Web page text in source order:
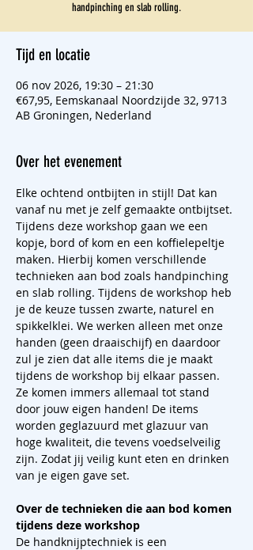
handpinching en slab rolling.
Tijd en locatie
06 nov 2026, 19:30 – 21:30
€67,95, Eemskanaal Noordzijde 32, 9713
AB Groningen, Nederland
Over het evenement
Elke ochtend ontbijten in stijl! Dat kan
vanaf nu met je zelf gemaakte ontbijtset.
Tijdens deze workshop gaan we een
kopje, bord of kom en een koffielepeltje
maken. Hierbij komen verschillende
technieken aan bod zoals handpinching
en slab rolling. Tijdens de workshop heb
je de keuze tussen zwarte, naturel en
spikkelklei. We werken alleen met onze
handen (geen draaischijf) en daardoor
zul je zien dat alle items die je maakt
tijdens de workshop bij elkaar passen.
Ze komen immers allemaal tot stand
door jouw eigen handen! De items
worden geglazuurd met glazuur van
hoge kwaliteit, die tevens voedselveilig
zijn. Zodat jij veilig kunt eten en drinken
van je eigen gave set.
Over de technieken die aan bod komen
tijdens deze workshop
De handknijptechniek is een